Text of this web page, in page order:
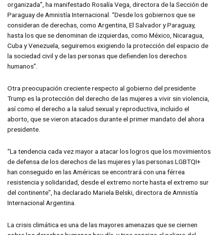
organizada”, ha manifestado Rosalía Vega, directora de la Sección de
Paraguay de Amnistía Internacional. “Desde los gobiernos que se
consideran de derechas, como Argentina, El Salvador y Paraguay,
hasta los que se denominan de izquierdas, como México, Nicaragua,
Cuba y Venezuela, seguiremos exigiendo la protección del espacio de
la sociedad civil y de las personas que defienden los derechos
humanos”.
Otra preocupación creciente respecto al gobierno del presidente
Trump es la protección del derecho de las mujeres a vivir sin violencia,
así como el derecho a la salud sexual y reproductiva, incluido el
aborto, que se vieron atacados durante el primer mandato del ahora
presidente.
“La tendencia cada vez mayor a atacar los logros que los movimientos
de defensa de los derechos de las mujeres y las personas LGBTQI+
han conseguido en las Américas se encontrará con una férrea
resistencia y solidaridad, desde el extremo norte hasta el extremo sur
del continente”, ha declarado Mariela Belski, directora de Amnistía
Internacional Argentina.
La crisis climática es una de las mayores amenazas que se ciernen